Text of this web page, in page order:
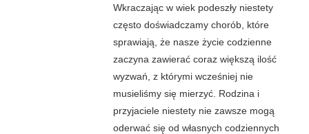
Wkraczając w wiek podeszły niestety
często doświadczamy chorób, które
sprawiają, że nasze życie codzienne
zaczyna zawierać coraz większą ilość
wyzwań, z którymi wcześniej nie
musieliśmy się mierzyć. Rodzina i
przyjaciele niestety nie zawsze mogą
oderwać się od własnych codziennych